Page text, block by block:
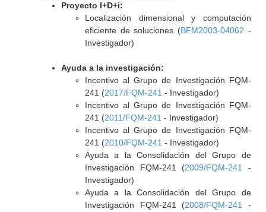
Proyecto I+D+i:
Localización dimensional y computación
eficiente de soluciones (BFM2003-04062 -
Investigador)
Ayuda a la investigación:
Incentivo al Grupo de Investigación FQM-
241 (2017/FQM-241 - Investigador)
Incentivo al Grupo de Investigación FQM-
241 (2011/FQM-241 - Investigador)
Incentivo al Grupo de Investigación FQM-
241 (2010/FQM-241 - Investigador)
Ayuda a la Consolidación del Grupo de
Investigación FQM-241 (2009/FQM-241
-
Investigador)
Ayuda a la Consolidación del Grupo de
Investigación FQM-241 (2008/FQM-241
-